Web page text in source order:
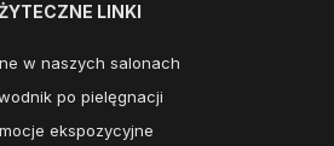
LINKI
w naszych salonach
po pielęgnacji
ekspozycyjne